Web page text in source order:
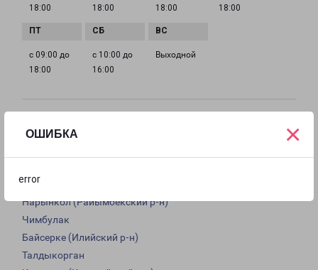
ОШИБКА
error
×
18:00 18:00 18:00 18:00
с 09:00 до
18:00
с 10:00 до
16:00
Выходной
следующие города:
Алматы
Нарынкол (Райымбекский р-н)
Чимбулак
Байсерке (Илийский р-н)
Талдыкорган